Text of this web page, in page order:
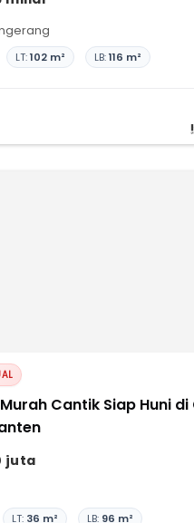
LT:102 m² LB:116 m²
Cantik Siap Huni
juta
LT: 36 m² LB: 96 m²